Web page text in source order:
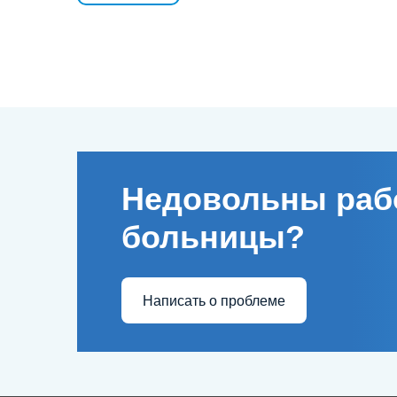
Недовольны
больницы?
Написать о проблеме